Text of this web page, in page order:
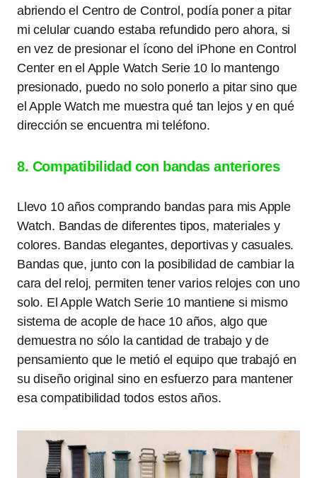
abriendo el Centro de Control, podía poner a pitar
mi celular cuando estaba refundido pero ahora, si
en vez de presionar el ícono del iPhone en Control
Center en el Apple Watch Serie 10 lo mantengo
presionado, puedo no solo ponerlo a pitar sino que
el Apple Watch me muestra qué tan lejos y en qué
dirección se encuentra mi teléfono.
8. Compatibilidad con bandas anteriores
Llevo 10 años comprando bandas para mis Apple
Watch. Bandas de diferentes tipos, materiales y
colores. Bandas elegantes, deportivas y casuales.
Bandas que, junto con la posibilidad de cambiar la
cara del reloj, permiten tener varios relojes con uno
solo. El Apple Watch Serie 10 mantiene si mismo
sistema de acople de hace 10 años, algo que
demuestra no sólo la cantidad de trabajo y de
pensamiento que le metió el equipo que trabajó en
su diseño original sino en esfuerzo para mantener
esa compatibilidad todos estos años.